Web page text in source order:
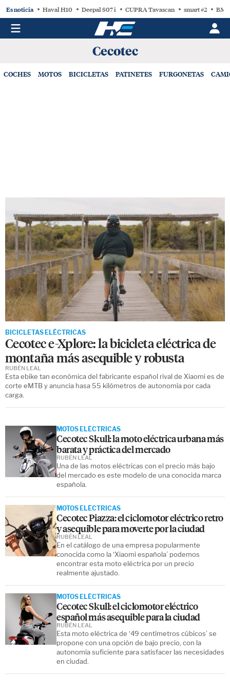
Es noticia Haval H10 Deepal S07 i CUPRA Tavascan smart #2
Cecotec
COCHES MOTOS BICICLETAS PATINETES FURGONETAS
BICICLETAS ELÉCTRICAS
Cecotec e-Xplore: la bicicleta eléctrica de
montaña más asequible y robusta
Esta ebike tan económica del fabricante español rival de Xiaomi es de
corte eMTB y anuncia hasa 55 kilómetros de autonomía por cada
carga.
RUBÉN LEAL
MOTOS ELÉCTRICAS
Cecotec Skull: la moto eléctrica urbana más
barata y práctica del mercado
Una de las motos eléctricas con el precio más bajo
del mercado es este modelo de una conocida marca
española.
RUBÉN LEAL
MOTOS ELÉCTRICAS
Cecotec Piazza: el ciclomotor eléctrico retro
y asequible para moverte por la ciudad
En el catálogo de una empresa popularmente
conocida como la ‘Xiaomi española’ podemos
encontrar esta moto eléctrica por un precio
realmente ajustado.
RUBÉN LEAL
MOTOS ELÉCTRICAS
Cecotec Skull: el ciclomotor eléctrico
español más asequible para la ciudad
Esta moto eléctrica de ‘49 centímetros cúbicos’ se
propone con una opción de bajo precio, con la
autonomía suficiente para satisfacer las necesidades
en ciudad.
RUBÉN LEAL